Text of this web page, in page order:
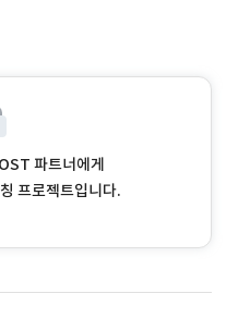
파트너에게
프로젝트입니다.